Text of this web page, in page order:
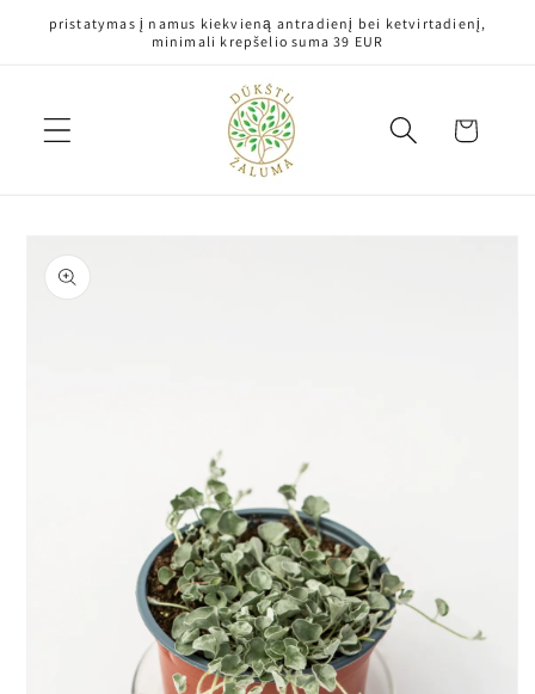
Eiti į
pristatymas į namus kiekvieną antradienį bei ketvirtadienį,
minimali krepšelio suma 39 EUR
Krepšelis
informacijos
apie gaminį